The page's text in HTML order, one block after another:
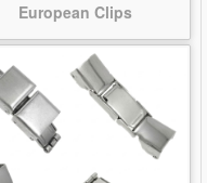
European Clips